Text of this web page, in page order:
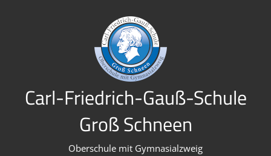
Carl-Friedrich-Gauß-Schule
Groß Schneen
Oberschule mit Gymnasialzweig